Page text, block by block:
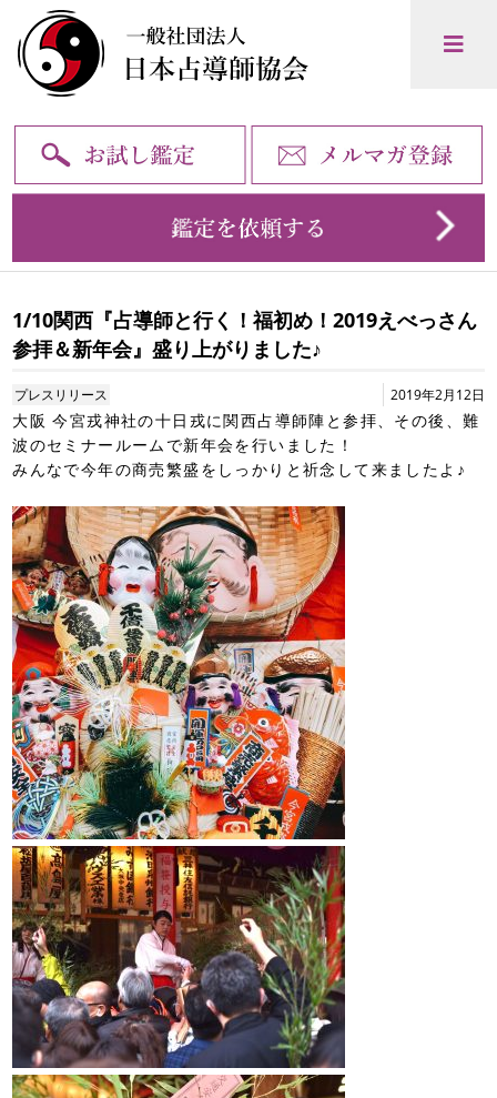
1/10関西『占導師と行く！福初め！2019えべっさん
参拝＆新年会』盛り上がりました♪
2019年2月12日
プレスリリース
大阪 今宮戎神社の十日戎に関西占導師陣と参拝、その後、難
波のセミナールームで新年会を行いました！
みんなで今年の商売繁盛をしっかりと祈念して来ましたよ♪